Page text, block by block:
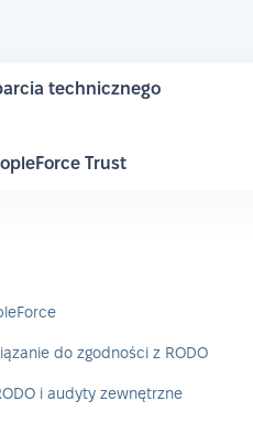
technicznego
Trust
do zgodności z RODO
i audyty zewnętrzne